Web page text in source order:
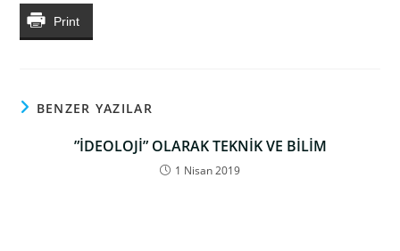
Print
BENZER YAZILAR
”İDEOLOJİ” OLARAK TEKNİK VE BİLİM
1 Nisan 2019